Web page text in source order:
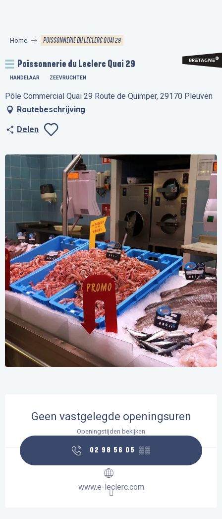
principal
Home POISSONNERIE DU LECLERC QUAI 29
Poissonnerie du Leclerc Quai 29
HANDELAAR ZEEVRUCHTEN
Pôle Commercial Quai 29 Route de Quimper, 29170 Pleuven
Routebeschrijving
Delen
Geen vastgelegde openingsuren
Openingstijden bekijken
02 98 56 05 ▒▒
www.e-leclerc.com